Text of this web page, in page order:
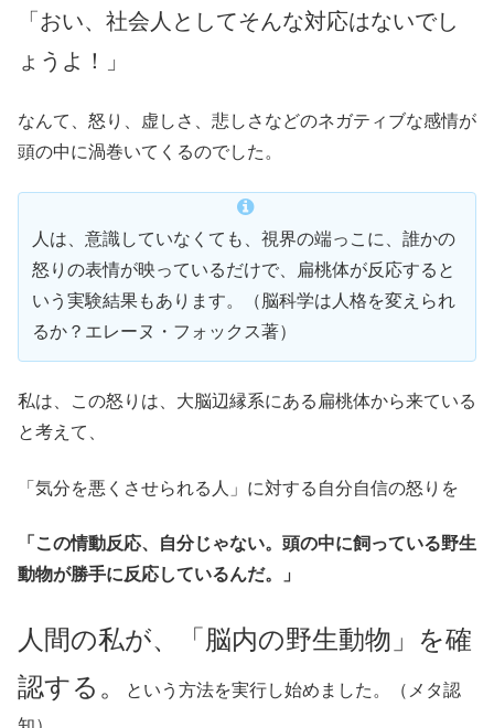
「おい、社会人としてそんな対応はないでし
ょうよ！」
なんて、怒り、虚しさ、悲しさなどのネガティブな感情が
頭の中に渦巻いてくるのでした。
人は、意識していなくても、視界の端っこに、誰かの
怒りの表情が映っているだけで、扁桃体が反応すると
いう実験結果もあります。（脳科学は人格を変えられ
るか？エレーヌ・フォックス著）
私は、この怒りは、大脳辺縁系にある扁桃体から来ている
と考えて、
「気分を悪くさせられる人」に対する自分自信の怒りを
「この情動反応、自分じゃない。頭の中に飼っている野生
動物が勝手に反応しているんだ。」
人間の私が、「脳内の野生動物」を確
認する。
という方法を実行し始めました。（メタ認